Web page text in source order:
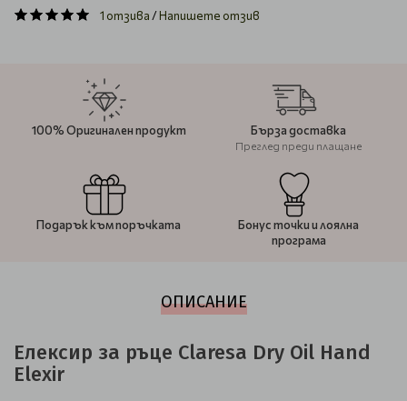
1 отзива/Напишете отзив
100% Оригинален продукт Бърза доставка
Преглед преди плащане
Подарък към поръчката
Бонус точки и лоялна
програма
ОПИСАНИЕ
Елексир за ръце Claresa Dry Oil Hand
Elexir